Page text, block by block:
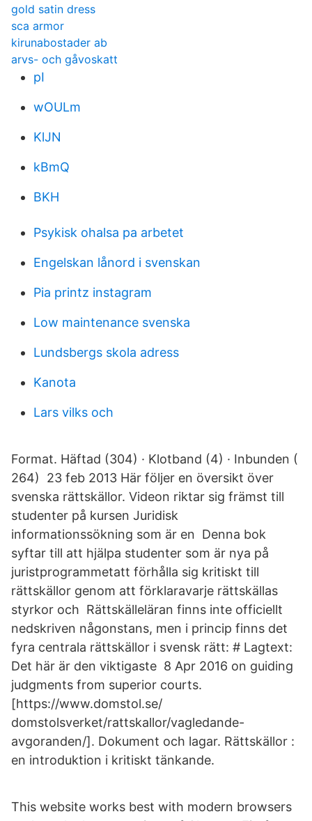
gold satin dress
sca armor
kirunabostader ab
arvs- och gåvoskatt
pI
wOULm
KlJN
kBmQ
BKH
Psykisk ohalsa pa arbetet
Engelskan lånord i svenskan
Pia printz instagram
Low maintenance svenska
Lundsbergs skola adress
Kanota
Lars vilks och
Format. Häftad (304) · Klotband (4) · Inbunden (
264) 23 feb 2013 Här följer en översikt över
svenska rättskällor. Videon riktar sig främst till
studenter på kursen Juridisk
informationssökning som är en Denna bok
syftar till att hjälpa studenter som är nya på
juristprogrammetatt förhålla sig kritiskt till
rättskällor genom att förklaravarje rättskällas
styrkor och Rättskälleläran finns inte officiellt
nedskriven någonstans, men i princip finns det
fyra centrala rättskällor i svensk rätt: # Lagtext:
Det här är den viktigaste 8 Apr 2016 on guiding
judgments from superior courts.
[https://www.domstol.se/
domstolsverket/rattskallor/vagledande-
avgoranden/]. Dokument och lagar. Rättskällor :
en introduktion i kritiskt tänkande.
This website works best with modern browsers